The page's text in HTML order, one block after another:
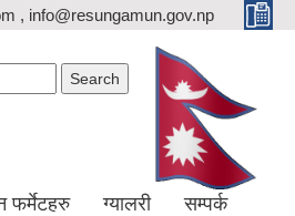
, info@resungamun.gov.np
फर्मेटहरु ग्यालरी सम्पर्क